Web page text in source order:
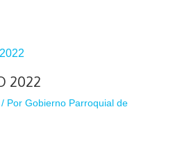
2022
Por Gobierno Parroquial de